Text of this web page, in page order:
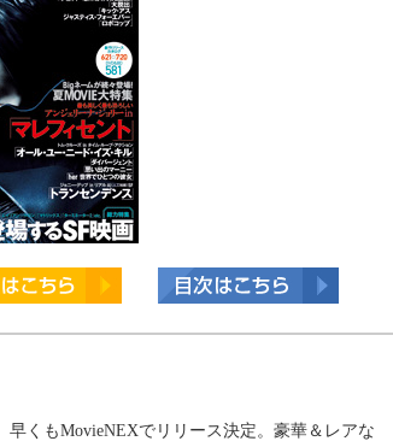
くもMovieNEXでリリース決定。豪華＆レアな